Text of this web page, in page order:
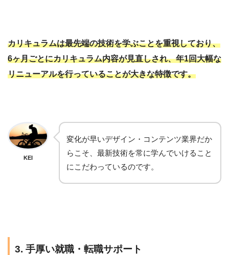
カリキュラムは最先端の技術を学ぶことを重視しており、
6ヶ月ごとにカリキュラム内容が見直しされ、年1回大幅な
リニューアルを行っていることが大きな特徴です。
KEI
変化が早いデザイン・コンテンツ業界だか
らこそ、最新技術を常に学んでいけること
にこだわっているのです。
3. 手厚い就職・転職サポート